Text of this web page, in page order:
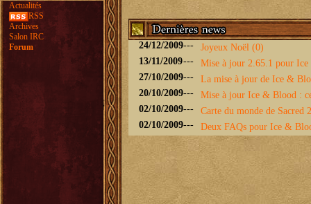
Actualités
RSS
Archives
Salon IRC
Forum
24/12/2009---
Joyeux Noël (0)
13/11/2009---
Mise à jour 2.65.1 pour
27/10/2009---
La mise à jour de Ice &
20/10/2009---
Mise à jour Ice & Blood :
02/10/2009---
Carte du monde de Sacred
02/10/2009--- Deux FAQs pour Ice &